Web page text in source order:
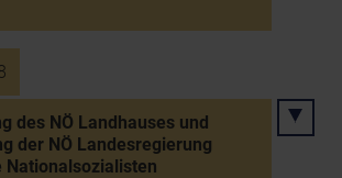
des NÖ Landhauses und
der NÖ Landesregierung
Nationalsozialisten